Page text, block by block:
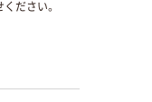
ださい。